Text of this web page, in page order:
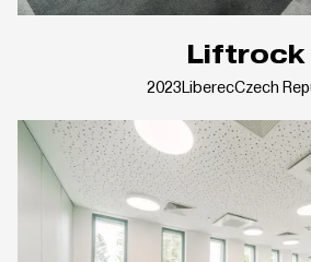
Liftrock
2023LiberecCzech